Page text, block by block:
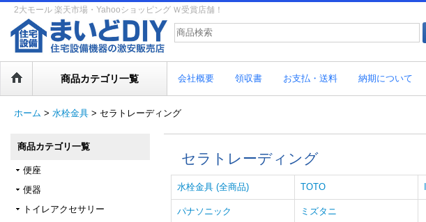
2大モール 楽天市場・Yahooショッピング Ｗ受賞店舗！
商品カテゴリ一覧 会社概要 領収書 お支払・送料 納期について
ホーム > 水栓金具 > セラトレーディング
商品カテゴリ一覧
便座
便器
トイレアクセサリー
セラトレーディング
水栓金具 (全商品) TOTO
パナソニック ミズタニ